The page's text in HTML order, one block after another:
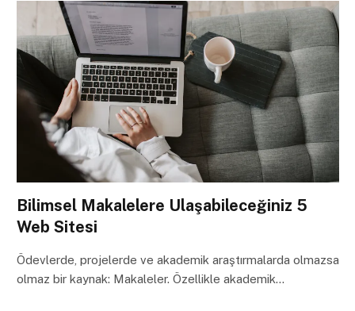
Bilimsel Makalelere Ulaşabileceğiniz 5
Web Sitesi
Ödevlerde, projelerde ve akademik araştırmalarda olmazsa
olmaz bir kaynak: Makaleler. Özellikle akademik…